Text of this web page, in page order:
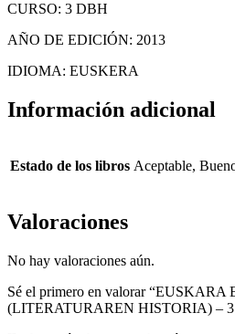
CURSO: 3 DBH
AÑO DE EDICIÓN: 2013
IDIOMA: EUSKERA
Información adicional
Estado de los libros Aceptable,
Valoraciones
No hay valoraciones aún.
Sé el primero en valorar
(LITERATURAREN HISTORIA) –